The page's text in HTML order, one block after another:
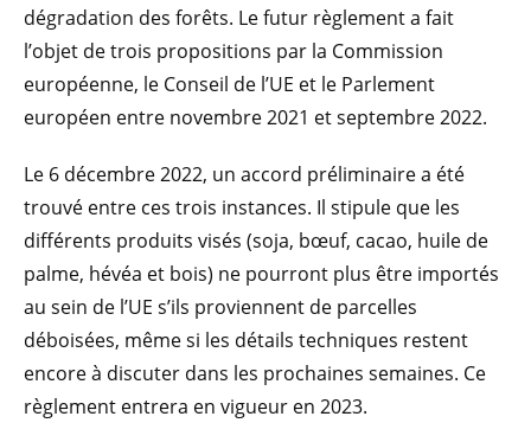
dégradation des forêts. Le futur règlement a fait
l’objet de trois propositions par la Commission
européenne, le Conseil de l’UE et le Parlement
européen entre novembre 2021 et septembre 2022.
Le 6 décembre 2022, un accord préliminaire a été
trouvé entre ces trois instances. Il stipule que les
différents produits visés (soja, bœuf, cacao, huile de
palme, hévéa et bois) ne pourront plus être importés
au sein de l’UE s’ils proviennent de parcelles
déboisées, même si les détails techniques restent
encore à discuter dans les prochaines semaines. Ce
règlement entrera en vigueur en 2023.